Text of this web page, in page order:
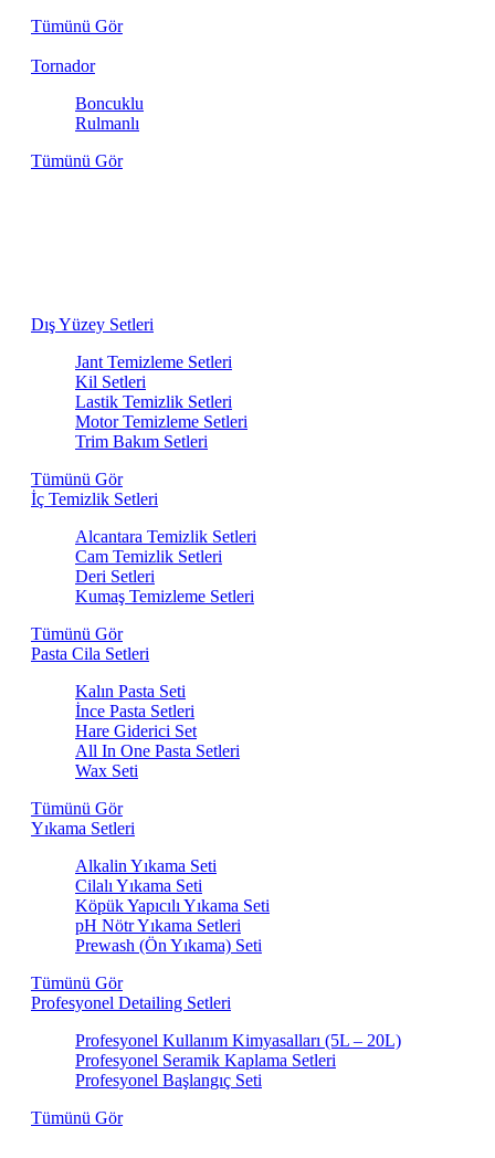
Tümünü Gör
Tornador
Boncuklu
Rulmanlı
Tümünü Gör
Dış Yüzey Setleri
Jant Temizleme Setleri
Kil Setleri
Lastik Temizlik Setleri
Motor Temizleme Setleri
Trim Bakım Setleri
Tümünü Gör
İç Temizlik Setleri
Alcantara Temizlik Setleri
Cam Temizlik Setleri
Deri Setleri
Kumaş Temizleme Setleri
Tümünü Gör
Pasta Cila Setleri
Kalın Pasta Seti
İnce Pasta Setleri
Hare Giderici Set
All In One Pasta Setleri
Wax Seti
Tümünü Gör
Yıkama Setleri
Alkalin Yıkama Seti
Cilalı Yıkama Seti
Köpük Yapıcılı Yıkama Seti
pH Nötr Yıkama Setleri
Prewash (Ön Yıkama) Seti
Tümünü Gör
Profesyonel Detailing Setleri
Profesyonel Kullanım Kimyasalları (5L – 20L)
Profesyonel Seramik Kaplama Setleri
Profesyonel Başlangıç Seti
Tümünü Gör